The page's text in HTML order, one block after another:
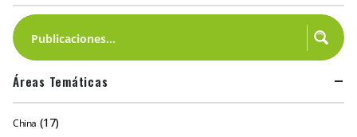
Áreas Temáticas
China (17)